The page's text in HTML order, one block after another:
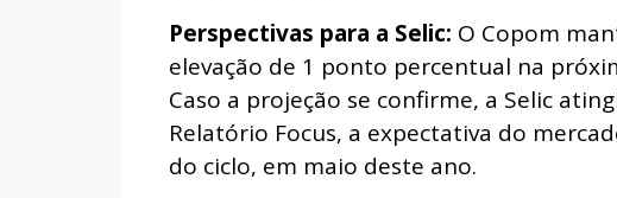
Perspectivas para a Selic: O Copom
elevação de 1 ponto percentual na
Caso a projeção se confirme, a Selic
Relatório Focus, a expectativa do
do ciclo, em maio deste ano.